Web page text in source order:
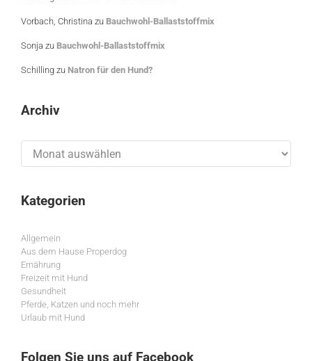
Vorbach, Christina zu Bauchwohl-Ballaststoffmix
Sonja zu Bauchwohl-Ballaststoffmix
Schilling zu Natron für den Hund?
Archiv
Kategorien
Allgemein
Aus dem Hause Properdog
Ernährung
Freizeit mit Hund
Gesundheit
Pferde, Katzen und noch mehr
Urlaub mit Hund
Folgen Sie uns auf Facebook